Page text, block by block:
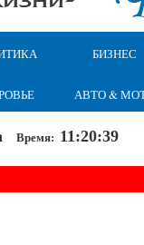
БИЗНЕС
АВТО &
Время: 11:20:39